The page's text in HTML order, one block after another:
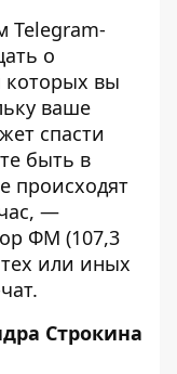
Telegram-
о
которых вы
ваше
спасти
быть в
происходят
—
ФМ (107,3
или иных
.
Строкина